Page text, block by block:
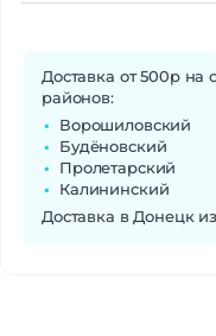
Доставка от 500р на
районов:
Ворошиловский
Будёновский
Пролетарский
Калининский
Доставка в Донецк